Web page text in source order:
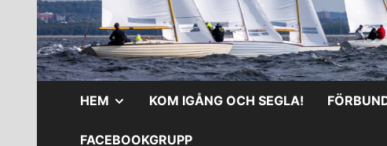
HEM VISA
UNDERMENY
KOM IGÅNG OCH SEGLA!
FACEBOOKGRUPP